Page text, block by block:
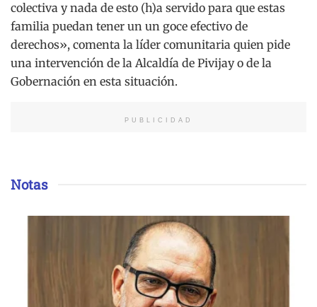
colectiva y nada de esto (h)a servido para que estas
familia puedan tener un un goce efectivo de
derechos», comenta la líder comunitaria quien pide
una intervención de la Alcaldía de Pivijay o de la
Gobernación en esta situación.
PUBLICIDAD
Notas